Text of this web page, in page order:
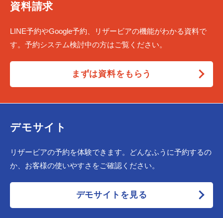
資料請求
LINE予約やGoogle予約、リザービアの機能がわかる資料で
す。予約システム検討中の方はご覧ください。
まずは資料をもらう
デモサイト
リザービアの予約を体験できます。どんなふうに予約するの
か、お客様の使いやすさをご確認ください。
デモサイトを見る